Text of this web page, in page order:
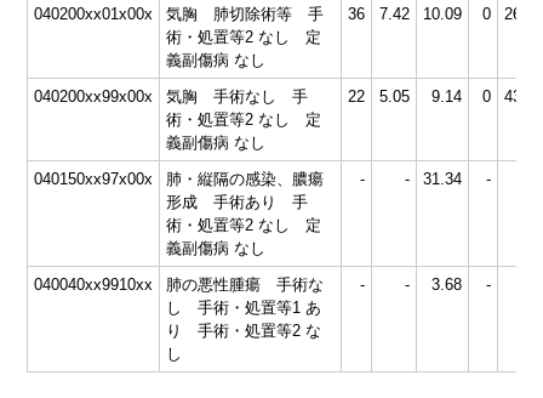
040200xx01x00x
気胸 肺切除術等 手
術・処置等2 なし 定
義副傷病 なし
36 7.42 10.09 0 26.94
040200xx99x00x
気胸 手術なし 手
術・処置等2 なし 定
義副傷病 なし
22 5.05 9.14 0 43.68
040150xx97x00x
肺・縦隔の感染、膿瘍
形成 手術あり 手
術・処置等2 なし 定
義副傷病 なし
- - 31.34 -
040040xx9910xx
肺の悪性腫瘍 手術な
し 手術・処置等1 あ
り 手術・処置等2 な
し
- - 3.68 -